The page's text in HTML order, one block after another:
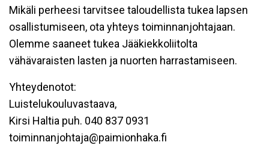
Mikäli perheesi tarvitsee taloudellista tukea lapsen
osallistumiseen, ota yhteys toiminnanjohtajaan.
Olemme saaneet tukea Jääkiekkoliitolta
vähävaraisten lasten ja nuorten harrastamiseen.
Yhteydenotot:
Luistelukouluvastaava,
Kirsi Haltia puh. 040 837 0931
toiminnanjohtaja@paimionhaka.fi